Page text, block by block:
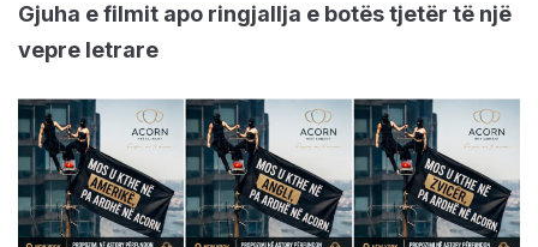
Gjuha e filmit apo ringjallja e botës tjetër të një
vepre letrare